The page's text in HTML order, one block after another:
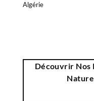
Algérie
Découvrir Nos